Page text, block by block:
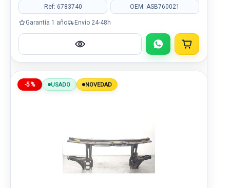
Ref: 6783740 OEM: ASB760021
Garantía 1 año Envío 24-48h
-5% USADO NOVEDAD